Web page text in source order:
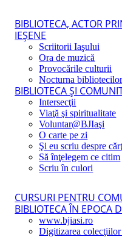
BIBLIOTECA, ACTOR
IEŞENE
Scriitorii Iaşului
Ora de muzică
Provocările culturii
Nocturna
BIBLIOTECA ŞI
Intersecţii
Viaţă şi spiritualitate
Voluntar@BJIaşi
O carte pe zi
Şi eu scriu despre
Să înţelegem ce citim
Scriu în culori
CURSURI PENTRU
BIBLIOTECA ÎN EPOCA
www.bjiasi.ro
Digitizarea colecţiilor